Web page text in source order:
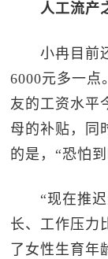
人工流产
小冉目前还
6000元多一点
友的工资水平
母的补贴，同
的是，“恐怕
“现在推迟
长、工作压力
了女性生育